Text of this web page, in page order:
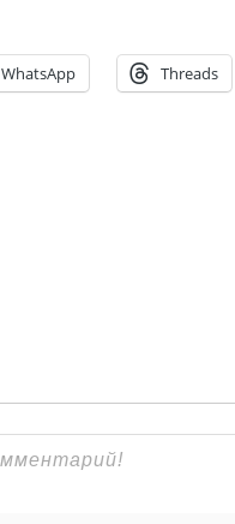
WhatsApp Threads